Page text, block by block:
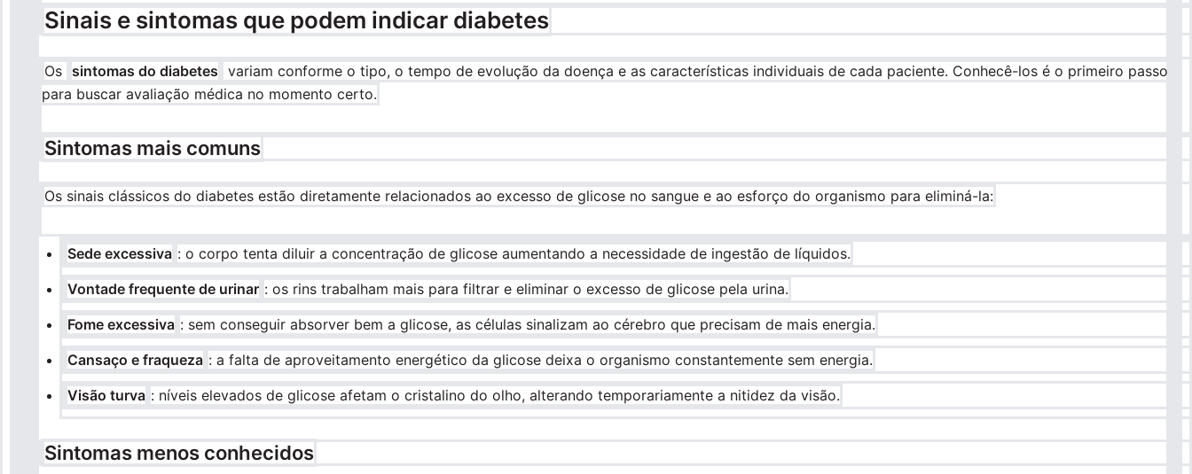
Sinais e sintomas que podem indicar diabetes
Os sintomas do diabetes variam conforme o tipo, o tempo de evolução da doença e as características individuais de cada paciente. Conhecê-los é o primeiro passo
para buscar avaliação médica no momento certo.
Sintomas mais comuns
Os sinais clássicos do diabetes estão diretamente relacionados ao excesso de glicose no sangue e ao esforço do organismo para eliminá-la:
Sede excessiva : o corpo tenta diluir a concentração de glicose aumentando a necessidade de ingestão de líquidos.
Vontade frequente de urinar : os rins trabalham mais para filtrar e eliminar o excesso de glicose pela urina.
Fome excessiva : sem conseguir absorver bem a glicose, as células sinalizam ao cérebro que precisam de mais energia.
Cansaço e fraqueza : a falta de aproveitamento energético da glicose deixa o organismo constantemente sem energia.
Visão turva : níveis elevados de glicose afetam o cristalino do olho, alterando temporariamente a nitidez da visão.
Sintomas menos conhecidos